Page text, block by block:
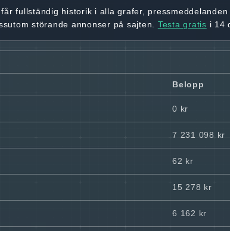
fårfullständig historik i alla grafer, pressmeddelanden
störande annonser på sajten. Testa gratis i 14
Belopp
0 kr
7 231 098 kr
62 kr
15 278 kr
6 162 kr